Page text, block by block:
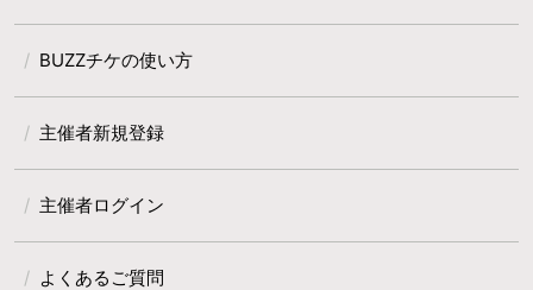
BUZZチケの使い方
主催者新規登録
主催者ログイン
よくあるご質問